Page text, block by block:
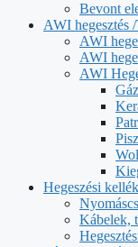
Bevont
AWI hegesztés
AWI
AWI
AWI
Hegeszési
Kábelek,